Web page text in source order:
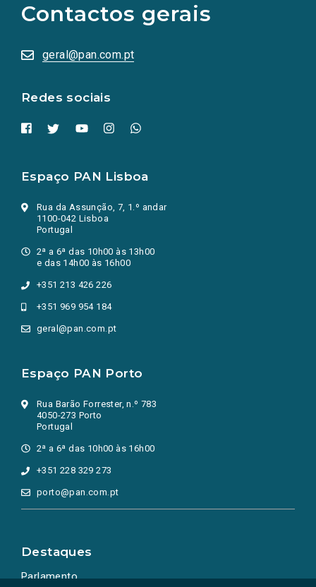
Contactos gerais
geral@pan.com.pt
Redes sociais
redes
sociais
numa
nova
Espaço PAN Lisboa
Rua da Assunção, 7, 1.º andar
1100-042 Lisboa
Portugal
2ª a 6ª das 10h00 às 13h00
e das 14h00 às 16h00
+351 213 426 226
+351 969 954 184
geral@pan.com.pt
Espaço PAN Porto
Rua Barão Forrester, n.º 783
4050-273 Porto
Portugal
2ª a 6ª das 10h00 às 16h00
+351 228 329 273
porto@pan.com.pt
Destaques
Parlamento